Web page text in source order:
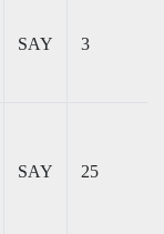
SAY 3
SAY 25